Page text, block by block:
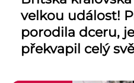
velkou událost!
porodila dceru,
překvapil celý